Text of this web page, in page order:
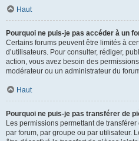
Haut
Pourquoi ne puis-je pas accéder à un
Certains forums peuvent être limités à
d’utilisateurs. Pour consulter, rédiger,
action, vous avez besoin des
modérateur ou un administrateur du
Haut
Pourquoi ne puis-je pas transférer de
Les permissions permettant de
par forum, par groupe ou par utilisateur.